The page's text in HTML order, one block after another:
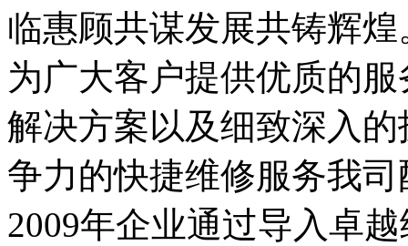
临惠顾共谋发展共铸辉
为广大客户提供优质的
解决方案以及细致深入
争力的快捷维修服务我
2009年企业通过导入卓